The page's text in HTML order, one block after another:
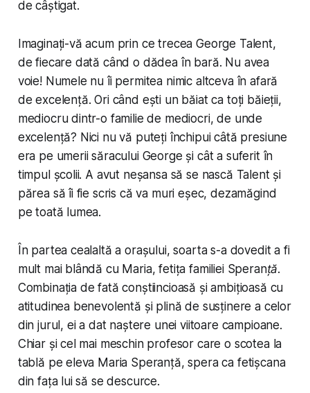
de câștigat.
Imaginați-vă acum prin ce trecea George Talent,
de fiecare dată când o dădea în bară. Nu avea
voie! Numele nu îi permitea nimic altceva în afară
de excelență. Ori când ești un băiat ca toți băieții,
mediocru dintr-o familie de mediocri, de unde
excelență? Nici nu vă puteți închipui câtă presiune
era pe umerii săracului George și cât a suferit în
timpul școlii. A avut neșansa să se nască Talent și
părea să îi fie scris că va muri eșec, dezamăgind
pe toată lumea.
În partea cealaltă a orașului, soarta s-a dovedit a fi
mult mai blândă cu Maria, fetița familiei Speranță.
Combinația de fată conștiincioasă și ambițioasă cu
atitudinea benevolentă și plină de susținere a celor
din jurul, ei a dat naștere unei viitoare campioane.
Chiar și cel mai meschin profesor care o scotea la
tablă pe eleva Maria Speranță,speraca fetișcana
din fața lui să se descurce.